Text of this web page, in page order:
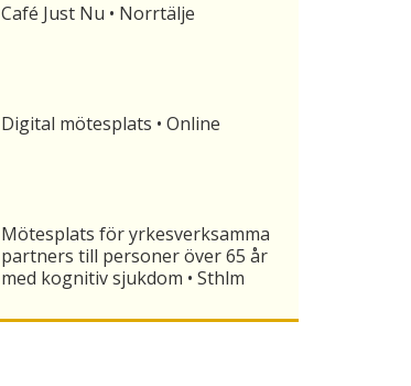
Café Just Nu • Norrtälje
Digital mötesplats • Online
Mötesplats för yrkesverksamma
partners till personer över 65 år
med kognitiv sjukdom • Sthlm